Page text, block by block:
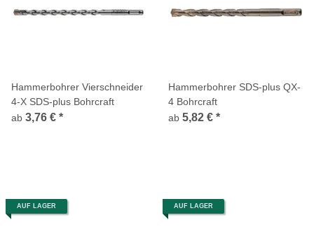
Hammerbohrer Vierschneider
4-X SDS-plus Bohrcraft
ab 3,76 € *
Hammerbohrer SDS-plus QX-
4 Bohrcraft
ab 5,82 € *
AUF LAGER AUF LAGER